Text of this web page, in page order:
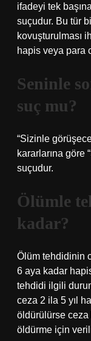
ifadeyi tek
suçudur. Bu tür
kovuşturulması
hapis veya para
Seninle
suç mu?
“Sizinle
kararlarına göre
suçudur.
Ölümle
kadar?
Ölüm tehdidinin
6 aya kadar
tehdidi ilgili
ceza 2 ila 5 yıl
öldürülürse ceza
öldürme için